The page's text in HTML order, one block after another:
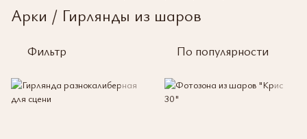
Арки / Гирлянды из шаров
Фильтр По популярности